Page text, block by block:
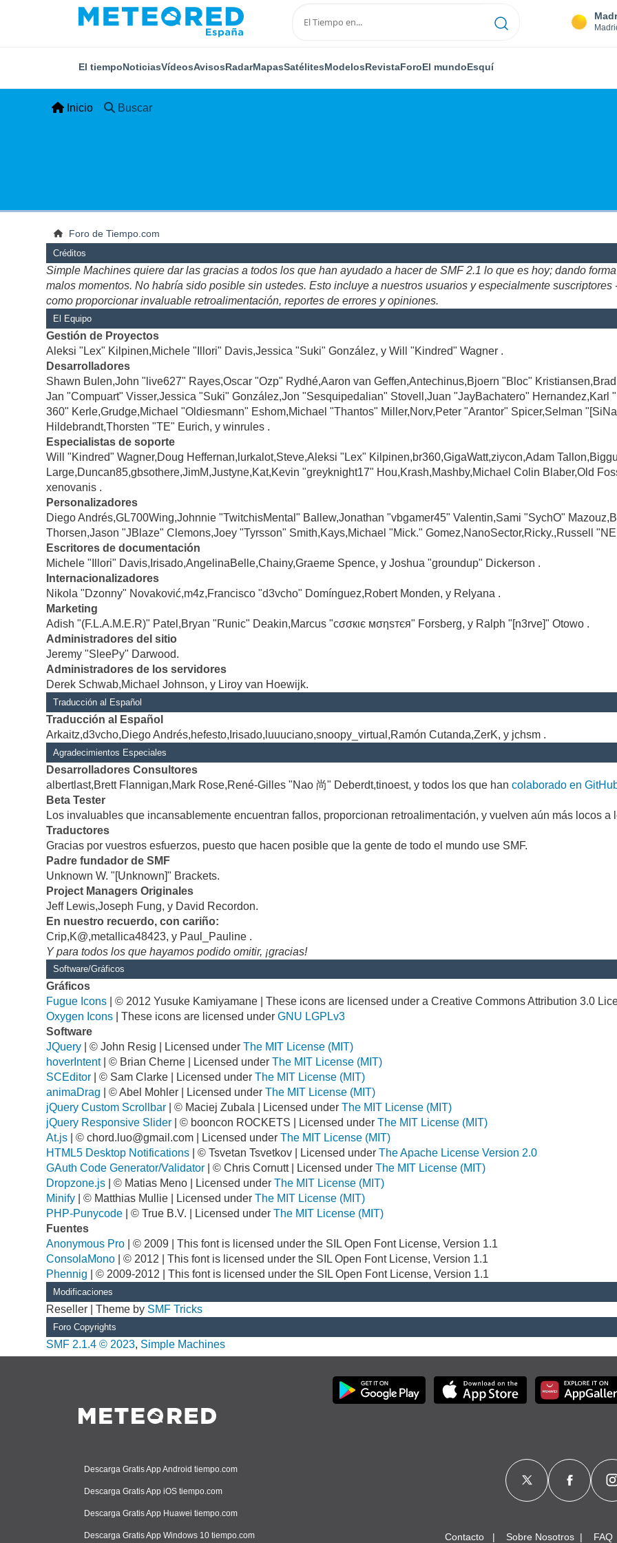
El tiempoNoticiasVídeosAvisosRadarMapasSatélitesModelosRevistaForoEl mundoEsquí
Inicio Buscar
Foro de Tiempo.com
Créditos
Simple Machines quiere dar las gracias a todos los que han ayudado a hacer de SMF 2.1 lo que es hoy; dando
malos momentos. No habría sido posible sin ustedes. Esto incluye a nuestros usuarios y especialmente
como proporcionar invaluable retroalimentación, reportes de errores y opiniones.
El Equipo
Gestión de Proyectos
Aleksi "Lex" Kilpinen,Michele "Illori" Davis,Jessica "Suki" González, y Will "Kindred" Wagner .
Desarrolladores
Shawn Bulen,John "live627" Rayes,Oscar "Ozp" Rydhé,Aaron van Geffen,Antechinus,Bjoern "Bloc"
Jan "Compuart" Visser,Jessica "Suki" González,Jon "Sesquipedalian" Stovell,Juan "JayBachatero"
360" Kerle,Grudge,Michael "Oldiesmann" Eshom,Michael "Thantos" Miller,Norv,Peter "Arantor" Spicer,Selman
Hildebrandt,Thorsten "TE" Eurich, y winrules .
Especialistas de soporte
Will "Kindred" Wagner,Doug Heffernan,lurkalot,Steve,Aleksi "Lex" Kilpinen,br360,GigaWatt,ziycon,Adam
Large,Duncan85,gbsothere,JimM,Justyne,Kat,Kevin "greyknight17" Hou,Krash,Mashby,Michael Colin Blaber,Old
xenovanis .
Personalizadores
Diego Andrés,GL700Wing,Johnnie "TwitchisMental" Ballew,Jonathan "vbgamer45" Valentin,Sami "SychO"
Thorsen,Jason "JBlaze" Clemons,Joey "Tyrsson" Smith,Kays,Michael "Mick." Gomez,NanoSector,Ricky.,Russell
Escritores de documentación
Michele "Illori" Davis,Irisado,AngelinaBelle,Chainy,Graeme Spence, y Joshua "groundup" Dickerson .
Internacionalizadores
Nikola "Dzonny" Novaković,m4z,Francisco "d3vcho" Domínguez,Robert Monden, y Relyana .
Marketing
Adish "(F.L.A.M.E.R)" Patel,Bryan "Runic" Deakin,Marcus "cσσкιє мσηѕтєя" Forsberg, y Ralph "[n3rve]" Otowo .
Administradores del sitio
Jeremy "SleePy" Darwood.
Administradores de los servidores
Derek Schwab,Michael Johnson, y Liroy van Hoewijk.
Traducción al Español
Traducción al Español
Arkaitz,d3vcho,Diego Andrés,hefesto,Irisado,luuuciano,snoopy_virtual,Ramón Cutanda,ZerK, y jchsm .
Agradecimientos Especiales
Desarrolladores Consultores
albertlast,Brett Flannigan,Mark Rose,René-Gilles "Nao 尚" Deberdt,tinoest, y todos los que hancolaborado en
Beta Tester
Los invaluables que incansablemente encuentran fallos, proporcionan retroalimentación, y vuelven aún más locos a
Traductores
Gracias por vuestros esfuerzos, puesto que hacen posible que la gente de todo el mundo use SMF.
Padre fundador de SMF
Unknown W. "[Unknown]" Brackets.
Project Managers Originales
Jeff Lewis,Joseph Fung, y David Recordon.
En nuestro recuerdo, con cariño:
Crip,K@,metallica48423, y Paul_Pauline .
Y para todos los que hayamos podido omitir, ¡gracias!
Software/Gráficos
Gráficos
Fugue Icons | © 2012 Yusuke Kamiyamane | These icons are licensed under a Creative Commons Attribution 3.0
Oxygen Icons | These icons are licensed underGNU LGPLv3
Software
JQuery | © John Resig | Licensed underThe MIT License (MIT)
hoverIntent| © Brian Cherne | Licensed underThe MIT License (MIT)
SCEditor | © Sam Clarke | Licensed underThe MIT License (MIT)
animaDrag | © Abel Mohler | Licensed underThe MIT License (MIT)
jQuery Custom Scrollbar | © Maciej Zubala | Licensed underThe MIT License (MIT)
jQuery Responsive Slider | © booncon ROCKETS | Licensed underThe MIT License (MIT)
At.js | ©chord.luo@gmail.com | Licensed underThe MIT License (MIT)
HTML5 Desktop Notifications | © Tsvetan Tsvetkov | Licensed underThe Apache License Version 2.0
GAuth Code Generator/Validator | © Chris Cornutt | Licensed underThe MIT License (MIT)
Dropzone.js | © Matias Meno | Licensed underThe MIT License (MIT)
Minify | © Matthias Mullie | Licensed underThe MIT License (MIT)
PHP-Punycode | © True B.V. | Licensed underThe MIT License (MIT)
Fuentes
Anonymous Pro | © 2009 | This font is licensed under the SIL Open Font License, Version 1.1
ConsolaMono | © 2012 | This font is licensed under the SIL Open Font License, Version 1.1
Phennig | © 2009-2012 | This font is licensed under the SIL Open Font License, Version 1.1
Modificaciones
Reseller | Theme by SMF Tricks
Foro Copyrights
SMF 2.1.4 © 2023, Simple Machines
Descarga Gratis App Android tiempo.com
Descarga Gratis App iOS tiempo.com
Descarga Gratis App Huawei tiempo.com
Descarga Gratis App Windows 10 tiempo.com Contacto Sobre Nosotros FAQ